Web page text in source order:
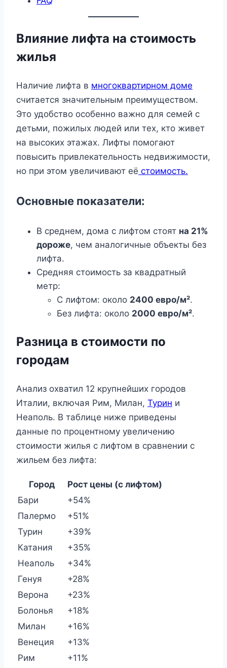
Влияние лифта на стоимость
жилья
Наличие лифта в многоквартирном доме
считается значительным преимуществом.
Это удобство особенно важно для семей с
детьми, пожилых людей или тех, кто живет
на высоких этажах. Лифты помогают
повысить привлекательность недвижимости,
но при этом увеличивают её стоимость.
Основные показатели:
В среднем, дома с лифтом стоят на 21%
дороже, чем аналогичные объекты без
лифта.
Средняя стоимость за квадратный
метр:
С лифтом: около 2400 евро/м².
Без лифта: около 2000 евро/м².
Разница в стоимости по
городам
Анализ охватил 12 крупнейших городов
Италии, включая Рим, Милан, Турин и
Неаполь. В таблице ниже приведены
данные по процентному увеличению
стоимости жилья с лифтом в сравнении с
жильем без лифта:
Город
Рост цены (с лифтом)
Бари
+54%
Палермо
+51%
Турин
+39%
Катания
+35%
Неаполь
+34%
Генуя
+28%
Верона
+23%
Болонья
+18%
Милан
+16%
Венеция
+13%
Рим
+11%